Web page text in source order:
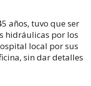
años, tuvo que ser
hidráulicas por los
local por sus
sin dar detalles